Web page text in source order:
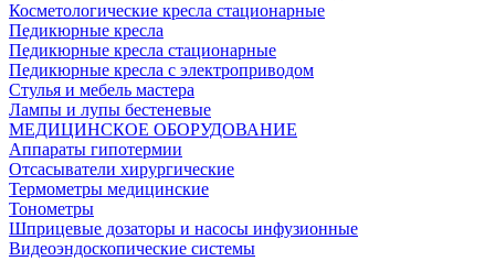
Косметологические кресла стационарные
Педикюрные кресла
Педикюрные кресла стационарные
Педикюрные кресла с электроприводом
Стулья и мебель мастера
Лампы и лупы бестеневые
МЕДИЦИНСКОЕ ОБОРУДОВАНИЕ
Аппараты гипотермии
Отсасыватели хирургические
Термометры медицинские
Тонометры
Шприцевые дозаторы и насосы инфузионные
Видеоэндоскопические системы